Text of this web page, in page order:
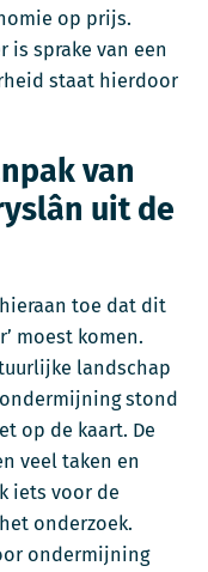
op prijs.
is sprake van een
staat hierdoor
van
uit de
hieraan toe dat dit
moest komen.
landschap
stond
op de kaart. De
veel taken en
iets voor de
onderzoek.
ondermijning